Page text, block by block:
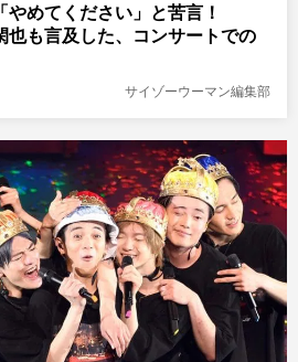
やめてください」と苦言！
も言及した、コンサートでの
サイゾーウーマン編集部